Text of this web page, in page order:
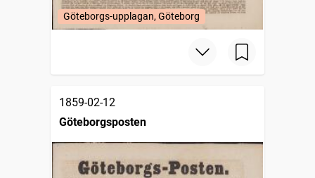
Göteborgs-upplagan, Göteborg
1859-02-12
Göteborgsposten